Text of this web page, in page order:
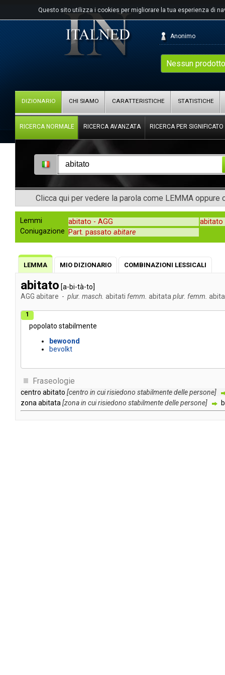
Questo sito utilizza i cookies per migliorare la tua esperienza di
Nessun
Anonimo
DIZIONARIO CHI SIAMO CARATTERISTICHE STATISTICHE
RICERCA NORMALE RICERCA AVANZATA RICERCA PER SIGNIFICATO
Clicca qui per vedere la parola come LEMMA oppure
Lemmi abitato - AGG
Coniugazione Part. passato abitare
LEMMA MIO DIZIONARIO COMBINAZIONI LESSICALI
abitato [a-bi-tà-to]
AGG abitare - plur. masch. abitati femm. abitata plur. femm.
1
popolato stabilmente
bewoond
bevolkt
Fraseologie
centro abitato [centro in cuirisiedono stabilmentedellepersone]
zona abitata [zonain cuirisiedono stabilmentedellepersone]